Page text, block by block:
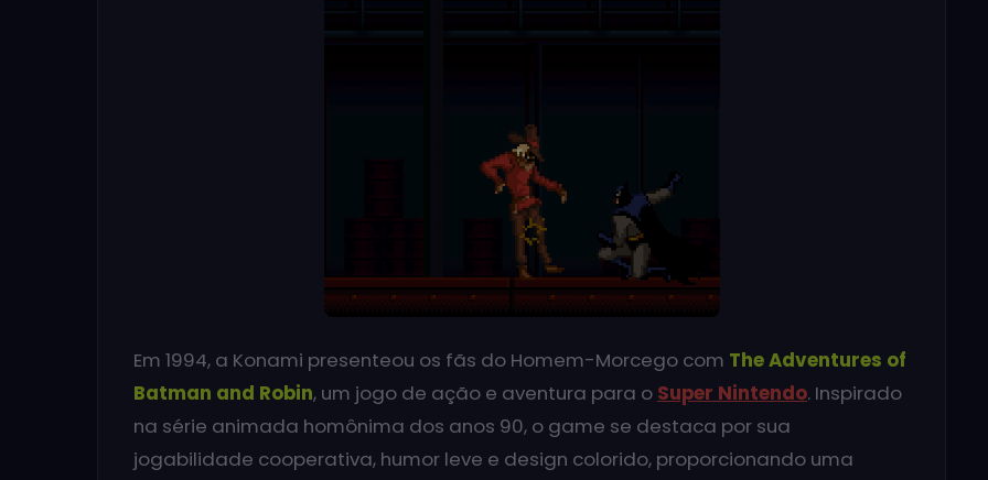
Em 1994, a Konami presenteou os fãs do Homem-Morcego com The Adventures of
Batman and Robin, um jogo de ação e aventura para o Super Nintendo. Inspirado
na série animada homônima dos anos 90, o game se destaca por sua
jogabilidade cooperativa, humor leve e design colorido, proporcionando uma